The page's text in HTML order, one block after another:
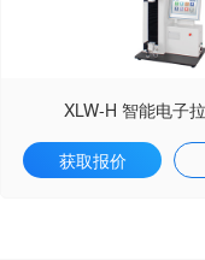
XLW-H 智能电子
获取报价